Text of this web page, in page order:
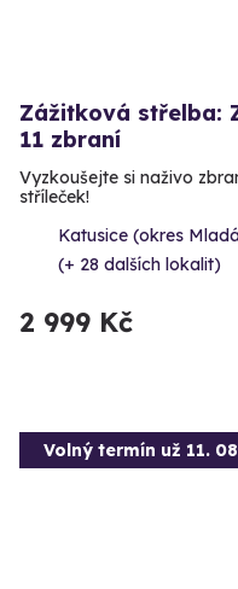
Zážitková střelba:
11 zbraní
Vyzkoušejte si naživo
stříleček!
Katusice (okres
(+ 28 dalších lokalit)
2 999 Kč
Volný termín už 11.